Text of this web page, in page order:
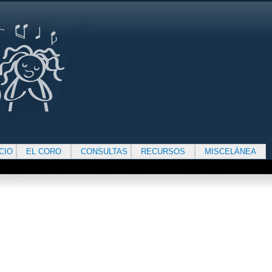
EL CORO CONSULTAS RECURSOS MISCELÁNEA